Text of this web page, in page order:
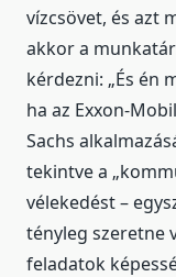
vízcsövet, és azt
akkor a
kérdezni: „És én
ha az Exxon-
Sachs
tekintve a
vélekedést –
tényleg szeretne
feladatok